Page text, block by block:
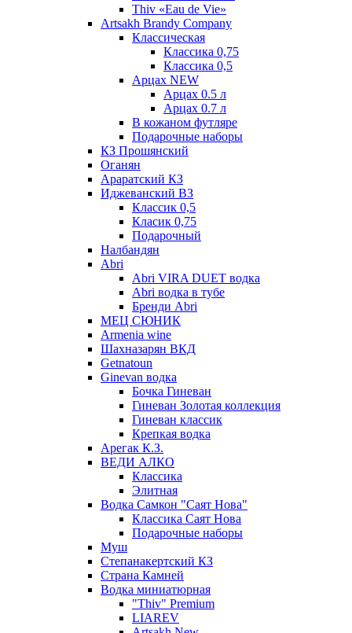
Thiv «Eau de Vie»
Artsakh Brandy Company
Классическая
Классика 0,75
Классика 0,5
Арцах NEW
Арцах 0.5 л
Арцах 0.7 л
В кожаном футляре
Подарочные наборы
КЗ Прошянский
Оганян
Араратский КЗ
Иджеванский ВЗ
Классик 0,5
Класик 0,75
Подарочный
Налбандян
Abri
Abri VIRA DUET водка
Abri водка в тубе
Бренди Abri
МЕЦ СЮНИК
Armenia wine
Шахназарян ВКД
Getnatoun
Ginevan водка
Бочка Гиневан
Гиневан Золотая коллекция
Гиневан классик
Крепкая водка
Арегак К.З.
ВЕДИ АЛКО
Классика
Элитная
Водка Самкон "Саят Нова"
Классика Саят Нова
Подарочные наборы
Муш
Степанакертский КЗ
Страна Камней
Водка миниатюрная
"Thiv" Premium
LIAREV